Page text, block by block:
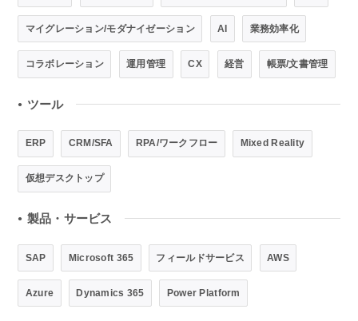
マイグレーション/モダナイゼーション AI 業務効率化
コラボレーション 運用管理 CX 経営 帳票/文書管理
● ツール
ERP CRM/SFA RPA/ワークフロー Mixed Reality
仮想デスクトップ
● 製品・サービス
SAP Microsoft 365 フィールドサービス AWS
Azure Dynamics 365 Power Platform